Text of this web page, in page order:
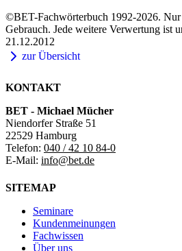
©BET-Fachwörterbuch 1992-2026. Nur
Gebrauch. Jede weitere Verwertung ist
21.12.2012
zur Übersicht
KONTAKT
BET - Michael Mücher
Niendorfer Straße 51
22529 Hamburg
Telefon: 040 / 42 10 84-0
E-Mail: info@bet.de
SITEMAP
Seminare
Kundenmeinungen
Fachwissen
Über uns